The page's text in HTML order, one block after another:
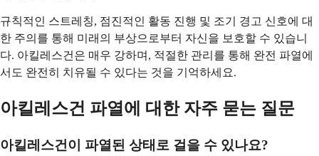
규칙적인 스트레칭, 점진적인 활동 진행 및 조기 경고 신호에 대
한 주의를 통해 미래의 부상으로부터 자신을 보호할 수 있습니
다. 아킬레스건은 매우 강하며, 적절한 관리를 통해 완전 파열에
서도 완전히 치유될 수 있다는 것을 기억하세요.
아킬레스건 파열에 대한 자주 묻는 질문
아킬레스건이 파열된 상태로 걸을 수 있나요?